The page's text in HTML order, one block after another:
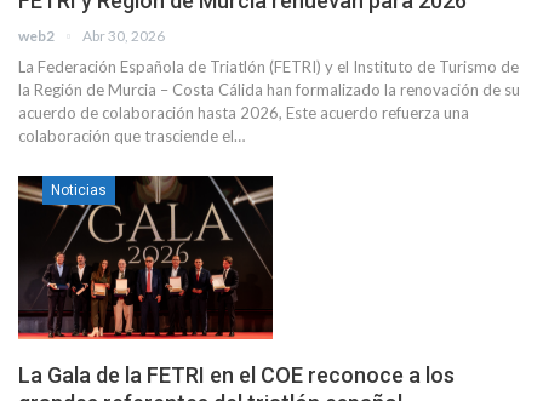
web2 Abr 30, 2026
La Federación Española de Triatlón (FETRI) y el Instituto de Turismo de
la Región de Murcia – Costa Cálida han formalizado la renovación de su
acuerdo de colaboración hasta 2026, Este acuerdo refuerza una
colaboración que trasciende el…
Noticias
La Gala de la FETRI en el COE reconoce a los